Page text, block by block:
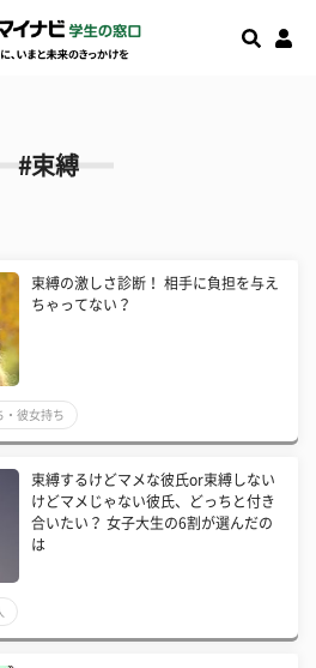
#束縛
束縛の激しさ診断！ 相手に負担を与え
ちゃってない？
・彼女持ち
束縛するけどマメな彼氏or束縛しない
けどマメじゃない彼氏、どっちと付き
合いたい？ 女子大生の6割が選んだの
は